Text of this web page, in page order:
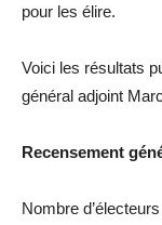
pour les élire.
Voici les résultats
général adjoint
Recensement
Nombre